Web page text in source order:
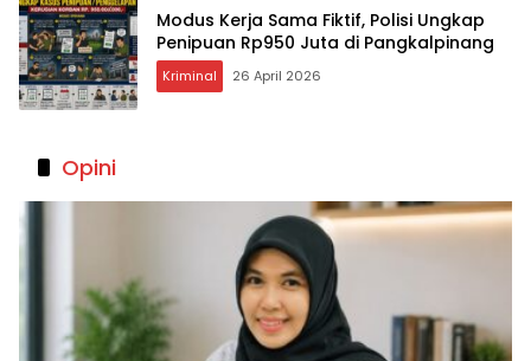
Modus Kerja Sama Fiktif, Polisi Ungkap
Penipuan Rp950 Juta di Pangkalpinang
Kriminal 26 April 2026
Opini